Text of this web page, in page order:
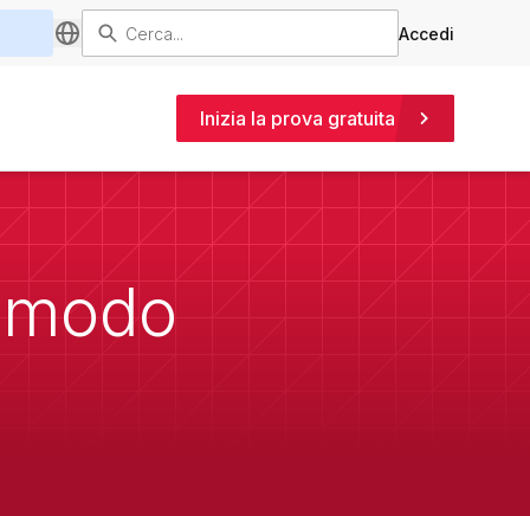
Accedi
Inizia la prova gratuita